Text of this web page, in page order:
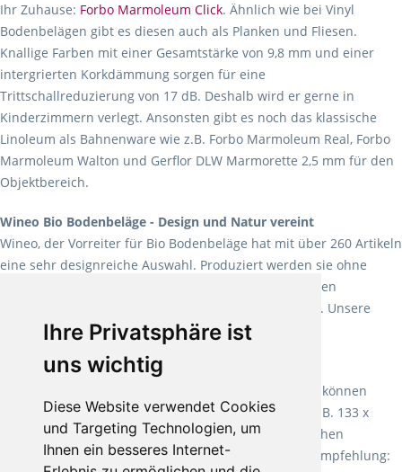
Ihre Privatsphäre ist
uns wichtig
Diese Website verwendet Cookies
und Targeting Technologien, um
Ihnen ein besseres Internet-
Ihr Zuhause: Forbo Marmoleum Click. Ähnlich wie bei Vinyl
Bodenbelägen gibt es diesen auch als Planken und Fliesen.
Knallige Farben mit einer Gesamtstärke von 9,8 mm und einer
intergrierten Korkdämmung sorgen für eine
Trittschallreduzierung von 17 dB. Deshalb wird er gerne in
Kinderzimmern verlegt. Ansonsten gibt es noch das klassische
Linoleum als Bahnenware wie z.B. Forbo Marmoleum Real, Forbo
Marmoleum Walton und Gerflor DLW Marmorette 2,5 mm für den
Objektbereich.
Wineo Bio Bodenbeläge - Design und Natur vereint
Wineo, der Vorreiter für Bio Bodenbeläge hat mit über 260 Artikeln
eine sehr designreiche Auswahl. Produziert werden sie ohne
Weichmacher und Lösungsmittel. Mit allen verfügbaren
Verlegearten ist er für jegliche Bauvorhaben attraktiv. Unsere
Empfehlung:Wineo 1000 Multi Layer XXL.
Teppiche für ein angenehmes Laufgefühl
machen es schon lange vor. Sie können
Teppich in Ihrem gewünschten Sondermaß kaufen, z.B. 133 x
60cm. Vor allem in Schlafzimmern aufgrund der weichen
Oberfläche ein sehr beliebter Zusatzboden. Unsere Empfehlung: